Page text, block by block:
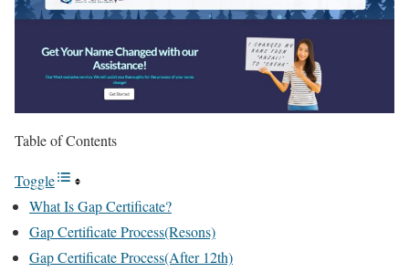
Table of Contents
Toggle
What Is Gap Certificate?
Gap Certificate Process(Resons)
Gap Certificate Process(After 12th)